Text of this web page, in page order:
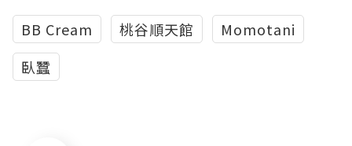
BB Cream 桃谷順天館
Momotani
臥蠶